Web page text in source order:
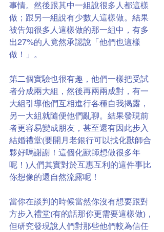
事情。然後跟其中一組說很多人都這樣
做；跟另一組說有少數人這樣做。結果
被告知很多人這樣做的那一組中，有多
出27%的人竟然承認說「他們也這樣
做！」。
第二個實驗也很有趣，他們一樣把受試
者分成兩大組，然後再兩兩成對，有一
大組引導他們互相進行各種自我揭露，
另一大組就隨便他們亂聊。結果發現前
者更容易變成朋友，甚至還有因此步入
結婚禮堂(要開月老銀行可以找化獸師合
夥好嗎謝謝！這個化獸師想做很多年
呢！)人們其實對於互惠互利的這件事比
你想像的還自然流露呢！
當你在談判的時候當然你沒有想要跟對
方步入禮堂(有的話那你更需要這樣做)，
但研究發現說人們對那些他們較為信任